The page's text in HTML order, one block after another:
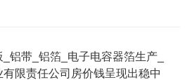
铝带_铝箔_电子电容器箔生产_
限责任公司房价钱呈现出稳中